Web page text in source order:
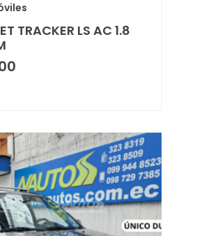
TRACKER LS AC 1.8